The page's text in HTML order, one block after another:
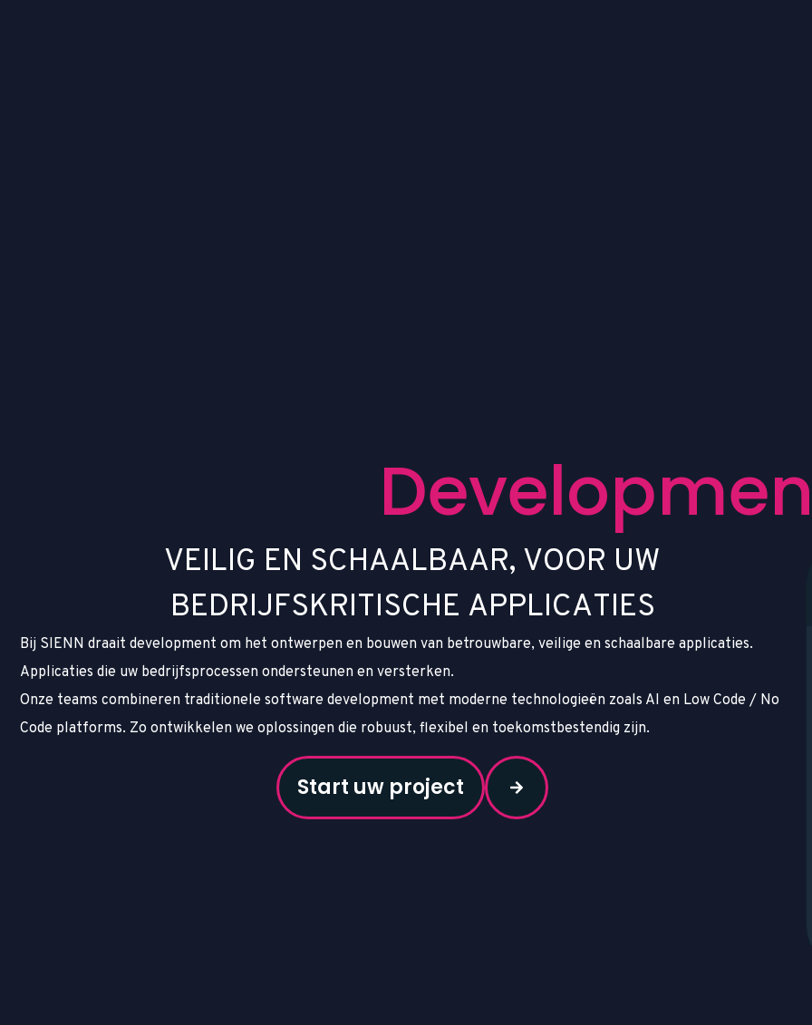
Developmen
VEILIG EN SCHAALBAAR, VOOR UW
BEDRIJFSKRITISCHE APPLICATIES
Bij SIENN draait development om het ontwerpen en bouwen van betrouwbare, veilige en schaalbare applicaties.
Applicaties die uw bedrijfsprocessen ondersteunen en versterken.
Onze teams combineren traditionele software development met moderne technologieën zoals AI en Low Code / No
Code platforms. Zo ontwikkelen we oplossingen die robuust, flexibel en toekomstbestendig zijn.
Start uw project